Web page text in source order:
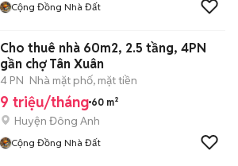
Cộng Đồng Nhà Đất
Cho thuê nhà 60m2, 2.5 tầng, 4PN
gần chợ Tân Xuân
4 PN Nhà mặt phố, mặt tiền
9 triệu/tháng 60 m²
Huyện Đông Anh
Cộng Đồng Nhà Đất